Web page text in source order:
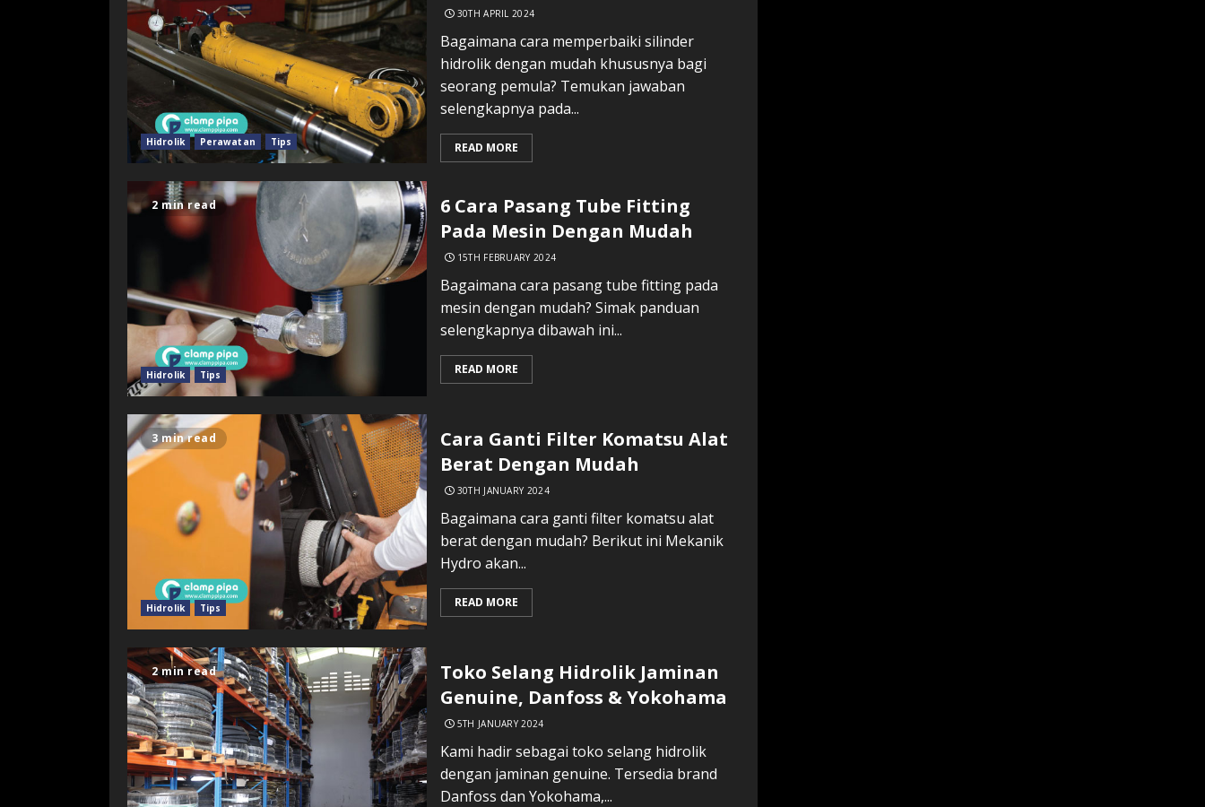
Hidrolik Perawatan Tips
30TH APRIL 2024
Bagaimana cara memperbaiki silinder
hidrolik dengan mudah khususnya bagi
seorang pemula? Temukan jawaban
selengkapnya pada...
READ MORE
2 min read
Hidrolik Tips
6 Cara Pasang Tube Fitting
Pada Mesin Dengan Mudah
15TH FEBRUARY 2024
Bagaimana cara pasang tube fitting pada
mesin dengan mudah? Simak panduan
selengkapnya dibawah ini...
READ MORE
3 min read
Hidrolik Tips
Cara Ganti Filter Komatsu Alat
Berat Dengan Mudah
30TH JANUARY 2024
Bagaimana cara ganti filter komatsu alat
berat dengan mudah? Berikut ini Mekanik
Hydro akan...
READ MORE
2 min read
Toko Selang Hidrolik Jaminan
Genuine, Danfoss & Yokohama
5TH JANUARY 2024
Kami hadir sebagai toko selang hidrolik
dengan jaminan genuine. Tersedia brand
Danfoss dan Yokohama,...